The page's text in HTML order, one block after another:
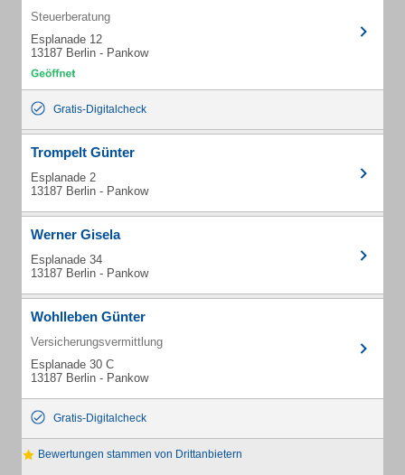
Steuerberatung
Esplanade 12
13187 Berlin - Pankow
Gratis-Digitalcheck
Trompelt Günter
Esplanade 2
13187 Berlin - Pankow
Werner Gisela
Esplanade 34
13187 Berlin - Pankow
Wohlleben Günter
Versicherungsvermittlung
Esplanade 30 C
13187 Berlin - Pankow
Gratis-Digitalcheck
Bewertungen stammen von Drittanbietern